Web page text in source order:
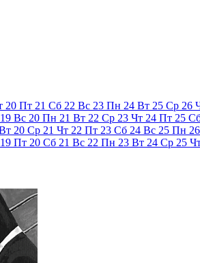
20 Пт 21 Сб 22 Вс 23 Пн 24 Вт 25 Ср 26
19 Вс 20 Пн 21 Вт 22 Ср 23 Чт 24 Пт 25
20 Ср 21 Чт 22 Пт 23 Сб 24 Вс 25 Пн 26
19 Пт 20 Сб 21 Вс 22 Пн 23 Вт 24 Ср 25